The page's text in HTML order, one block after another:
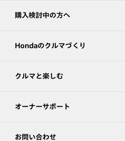
購入検討中の方へ
Hondaのクルマづくり
クルマと楽しむ
オーナーサポート
お問い合わせ